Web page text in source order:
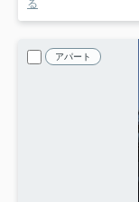
る
アパート